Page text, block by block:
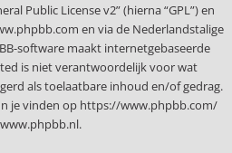
Public License v2” (hierna “GPL”) en
en via de Nederlandstalige
software maakt internetgebaseerde
is niet verantwoordelijk voor wat
als toelaatbare inhoud en/of gedrag.
je vinden op https://www.phpbb.com/
www.phpbb.nl.